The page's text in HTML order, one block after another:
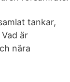
tankar,
är
nära